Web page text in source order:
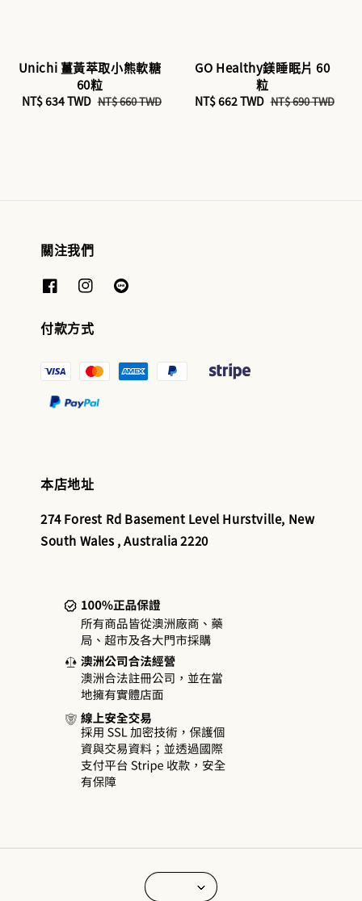
Unichi 薑黃萃取小熊軟糖
60粒
Sale
NT$ 634 TWD Regular
NT$ 660 TWD
GO Healthy鎂睡眠片 60
粒
Sale
NT$ 662 TWD Regular
NT$ 690 TWD
關注我們
付款方式
本店地址
274 Forest Rd Basement Level Hurstville, New
South Wales , Australia 2220